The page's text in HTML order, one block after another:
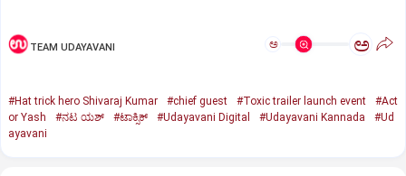
TEAM UDAYAVANI ಅ ಅ
#Hat trick hero Shivaraj Kumar #chief guest #Toxic trailer launch event
#Act
or Yash
#ನಟ ಯಶ್‌ #ಟಾಕ್ಸಿಕ್‌ #Udayavani Digital #Udayavani Kannada
#Ud
ayavani